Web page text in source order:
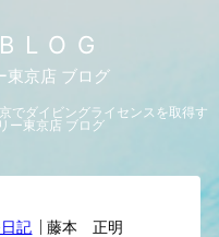
東京店 ブログ
でダイビングライセンスを取得す
ー東京店 ブログ
記 藤本 正明